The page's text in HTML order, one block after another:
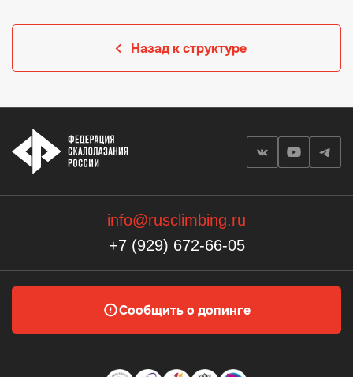
Назад к структуре
info@rusclimbing.ru
+7 (929) 672-66-05
Сообщить о допинге